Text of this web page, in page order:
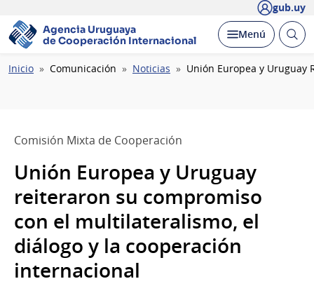
gub.uy
Agencia Uruguaya
de Cooperación Internacional
Desplegar
Menú Abrir
Ruta
Inicio Comunicación Noticias Unión Europea y Uruguay
Comisión Mixta de Cooperación
Unión Europea y Uruguay
reiteraron su compromiso
con el multilateralismo, el
diálogo y la cooperación
internacional